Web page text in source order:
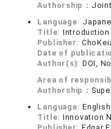
Authorship：
Language:
Title:
Publisher:
Date of
Author(s): DOI,
Area of
Authorship：
Language:English
Title: Innovation